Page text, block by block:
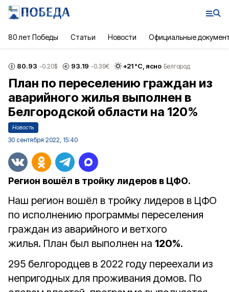
80 лет Победы Статьи Новости Официальные
80.93 -0.20$ 93.19 -0.39€ +21°С, ясно Белгород
План по переселению граждан из
аварийного жилья выполнен в
Белгородской области на 120%
Новость
30 сентября 2022, 15:40
Регион вошёл в тройку лидеров в ЦФО.
Наш регион вошёл в тройку лидеров в ЦФО
по исполнению программы переселения
граждан из аварийного и ветхого
жилья. План был выполнен на 120%.
295 белгородцев в 2022 году переехали из
непригодных для проживания домов. По